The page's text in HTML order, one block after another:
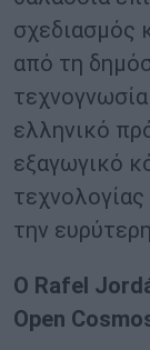
σχεδιασμός
από τη
ελληνικό
εξαγωγικό
την
Ο Rafel
Open